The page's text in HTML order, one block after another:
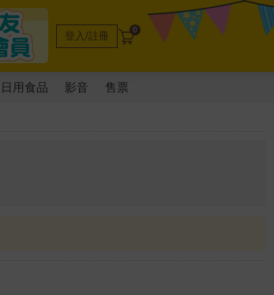
登入/註冊 0
日用食品 影音 售票